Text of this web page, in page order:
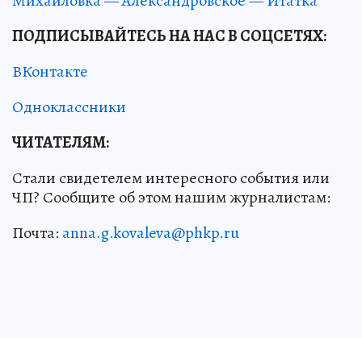
ПОДПИСЫВАЙТЕСЬ НА НАС В СОЦСЕТЯХ:
ВКонтакте
Одноклассники
ЧИТАТЕЛЯМ:
Стали свидетелем интересного события или
ЧП? Сообщите об этом нашим журналистам:
Почта: anna.g.kovaleva@phkp.ru